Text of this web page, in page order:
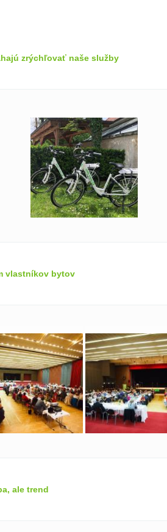
zrýchľovať naše služby
vlastníkov bytov
ale trend